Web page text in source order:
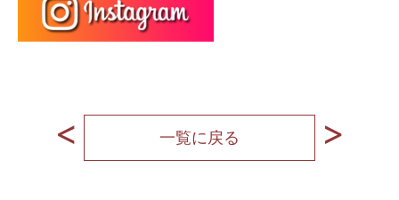
一覧に戻る